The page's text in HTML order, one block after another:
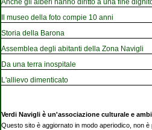
Il museo della foto compie 10 anni
Storia della Barona
Assemblea degli abitanti della Zona Navigli
Da una terra inospitale
L'allievo dimenticato
Verdi Navigli è un'associazione culturale e
Questo sito è aggiornato in modo aperiodico, non